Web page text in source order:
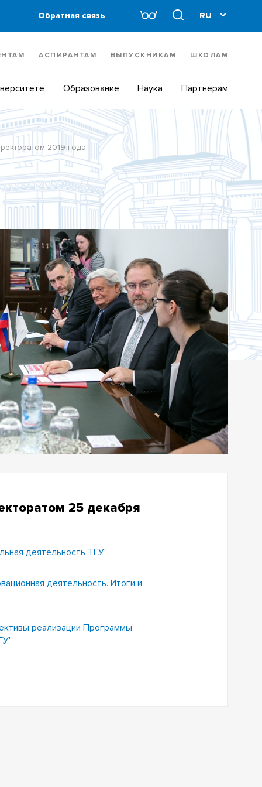
Обратная связь
АСПИРАНТАМ ВЫПУСКНИКАМ ШКОЛАМ
Образование Наука Партнерам
2019 года
25 декабря
деятельность ТГУ"
деятельность. Итоги и
реализации Программы